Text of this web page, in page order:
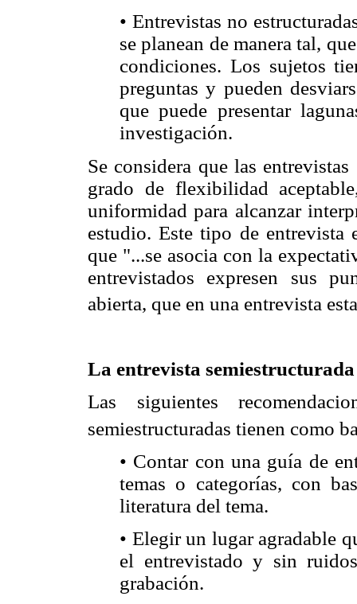
• Entrevistas no
se planean de manera tal,
condiciones. Los sujetos
preguntas y pueden
que puede presentar
investigación.
Se considera que las
grado de flexibilidad
uniformidad para alcanzar
estudio. Este tipo de entrevista
que "...se asocia con la
entrevistados expresen sus
abierta, que en una entrevista
La entrevista semiestructurada
Las siguientes
semiestructuradas tienen como
• Contar con una guía de
temas o categorías, con
literatura del tema.
• Elegir un lugar agradable
el entrevistado y sin
grabación.